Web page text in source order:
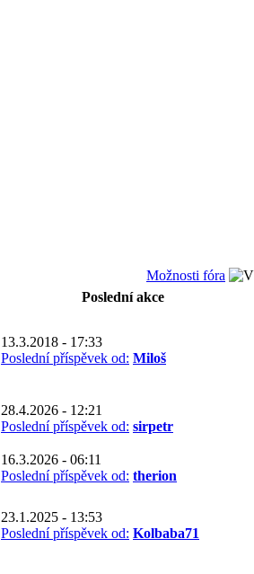
Možnosti fóra
Poslední akce
13.3.2018 - 17:33
Poslední příspěvek od: Miloš
28.4.2026 - 12:21
Poslední příspěvek od: sirpetr
16.3.2026 - 06:11
Poslední příspěvek od: therion
23.1.2025 - 13:53
Poslední příspěvek od: Kolbaba71